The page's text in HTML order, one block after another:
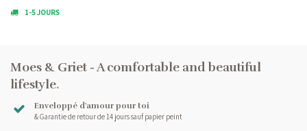
1-5 JOURS
Moes & Griet - A comfortable and beautiful
lifestyle.
Enveloppé d'amour pour toi
& Garantie de retour de 14 jours sauf papier peint